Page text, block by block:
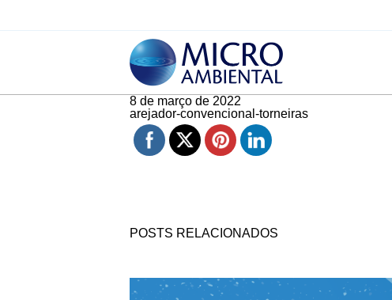
8 de março de 2022
arejador-convencional-torneiras
POSTS RELACIONADOS